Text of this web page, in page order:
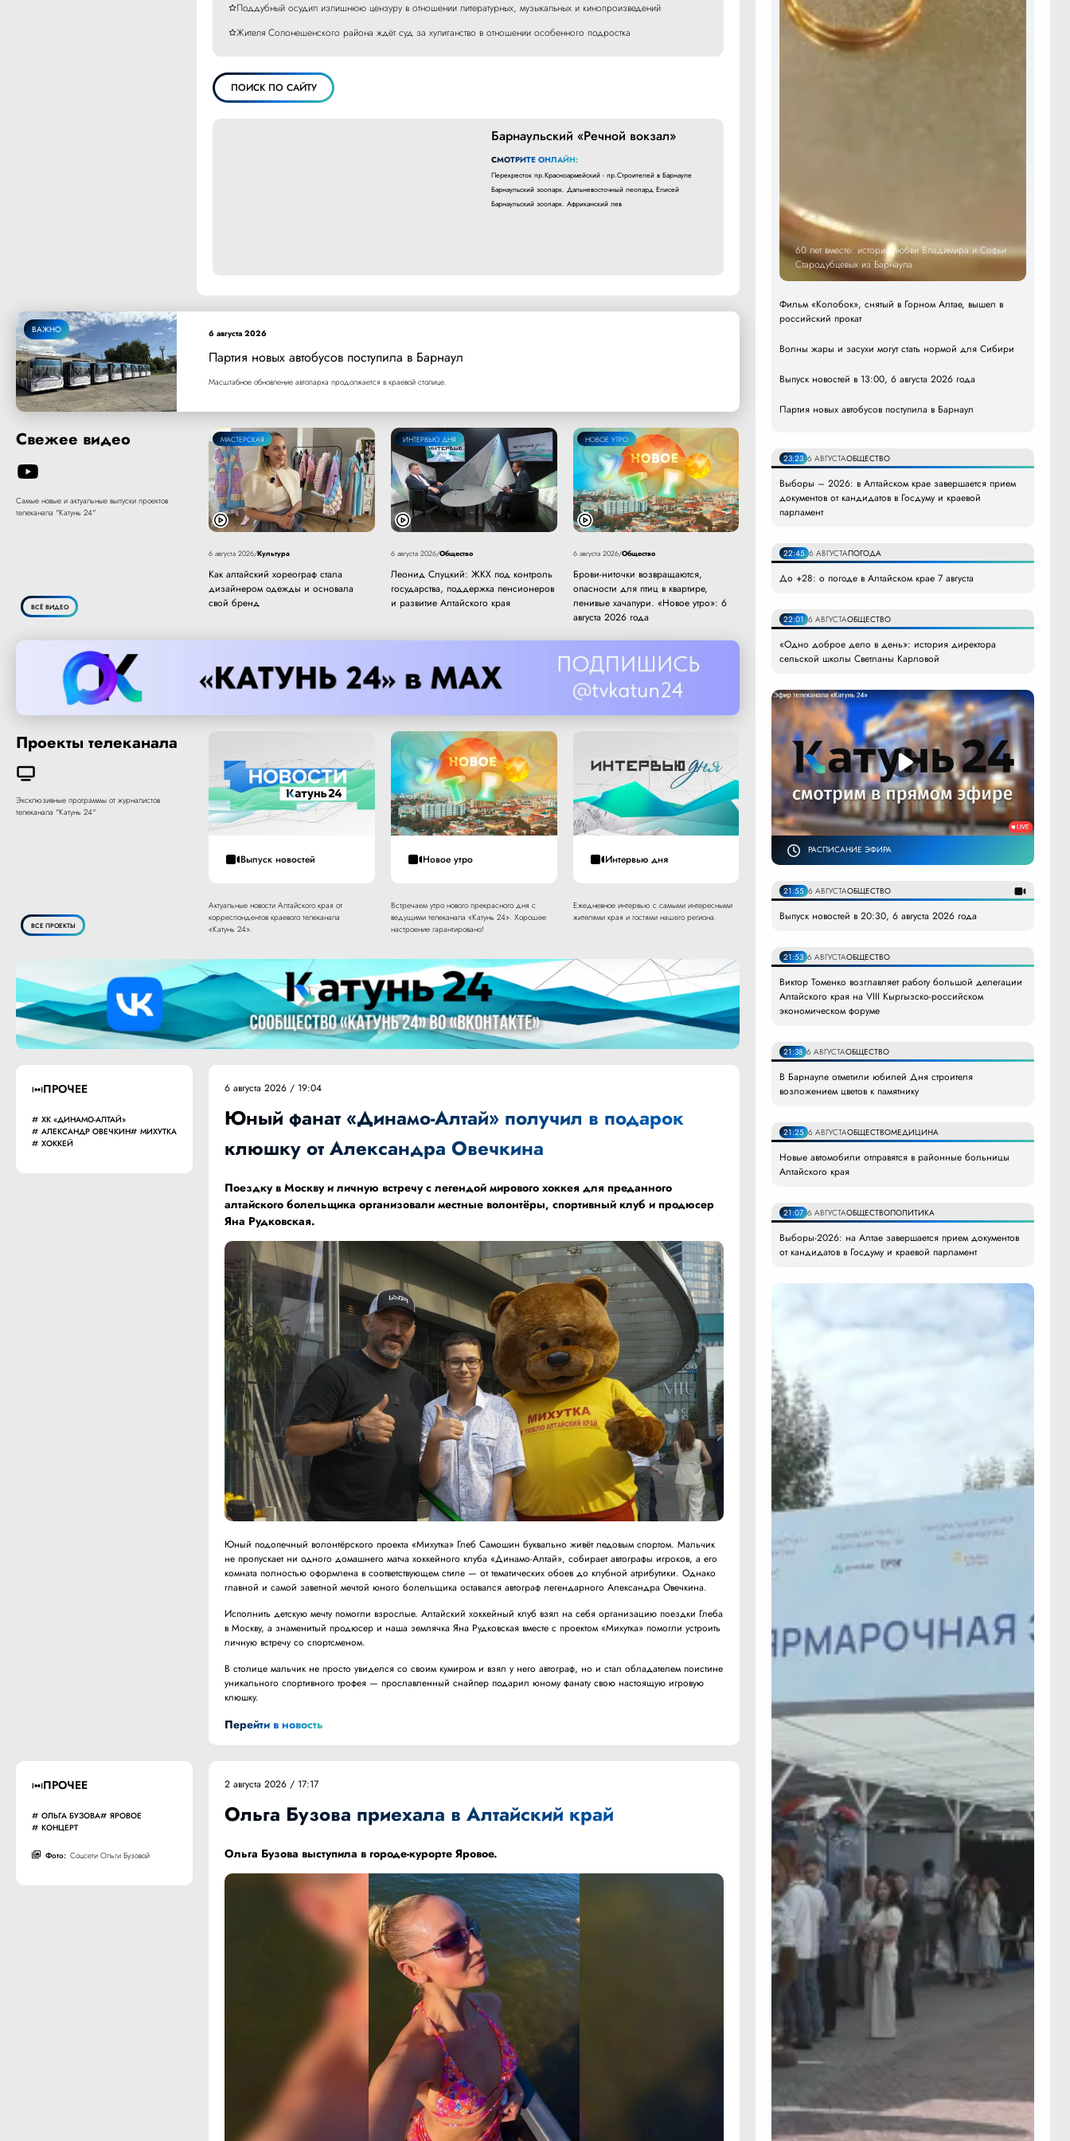
Поддубный осудил излишнюю цензуру в отношении литературных, музыкальных и кинопроизведений
Жителя Солонешенского района ждёт суд за хулиганство в отношении особенного подростка
ПОИСК ПО САЙТУ
Барнаульский «Речной вокзал»
СМОТРИТЕ ОНЛАЙН:
Перекресток пр.Красноармейский - пр.Строителей в Барнауле
Барнаульский зоопарк. Дальневосточный леопард Елисей
Барнаульский зоопарк. Африканский лев
ВАЖНО 6 августа 2026
Партия новых автобусов поступила в Барнаул
Масштабное обновление автопарка продолжается в краевой столице.
Свежее видео
Самые новые и актуальные выпуски проектов
телеканала "Катунь 24"
ВСЁ ВИДЕО
МАСТЕРСКАЯ
6 августа 2026/Культура
Как алтайский хореограф стала
дизайнером одежды и основала
свой бренд
ИНТЕРВЬЮ ДНЯ
6 августа 2026/Общество
Леонид Слуцкий: ЖКХ под контроль
государства, поддержка пенсионеров
и развитие Алтайского края
НОВОЕ УТРО
6 августа 2026/Общество
Брови-ниточки возвращаются,
опасности для птиц в квартире,
ленивые хачапури. «Новое утро»: 6
августа 2026 года
Проекты телеканала
Эксклюзивные программы от журналистов
телеканала "Катунь 24"
ВСЕ ПРОЕКТЫ
Выпуск новостей
Актуальные новости Алтайского края от
корреспондентов краевого телеканала
«Катунь 24».
Новое утро
Встречаем утро нового прекрасного дня с
ведущими телеканала «Катунь 24». Хорошее
настроение гарантировано!
Интервью дня
Ежедневное интервью с самыми интересными
жителями края и гостями нашего региона.
ПРОЧЕЕ
ХК «ДИНАМО-АЛТАЙ»
АЛЕКСАНДР ОВЕЧКИН
МИХУТКА
ХОККЕЙ
6 августа 2026 / 19:04
Юный фанат «Динамо-Алтай» получил в подарок
клюшку от Александра Овечкина
Поездку в Москву и личную встречу с легендой мирового хоккея для преданного
алтайского болельщика организовали местные волонтёры, спортивный клуб и продюсер
Яна Рудковская.
Юный подопечный волонтёрского проекта «Михутка» Глеб Самошин буквально живёт ледовым спортом. Мальчик
не пропускает ни одного домашнего матча хоккейного клуба «Динамо-Алтай», собирает автографы игроков, а его
комната полностью оформлена в соответствующем стиле — от тематических обоев до клубной атрибутики. Однако
главной и самой заветной мечтой юного болельщика оставался автограф легендарного Александра Овечкина.
Исполнить детскую мечту помогли взрослые. Алтайский хоккейный клуб взял на себя организацию поездки Глеба
в Москву, а знаменитый продюсер и наша землячка Яна Рудковская вместе с проектом «Михутка» помогли устроить
личную встречу со спортсменом.
В столице мальчик не просто увиделся со своим кумиром и взял у него автограф, но и стал обладателем поистине
уникального спортивного трофея — прославленный снайпер подарил юному фанату свою настоящую игровую
клюшку.
Перейти в новость
ПРОЧЕЕ
ОЛЬГА БУЗОВА
ЯРОВОЕ
КОНЦЕРТ
Фото: Соцсети Ольги Бузовой
2 августа 2026 / 17:17
Ольга Бузова приехала в Алтайский край
Ольга Бузова выступила в городе-курорте Яровое.
60 лет вместе: история любви Владимира и Софьи
Стародубцевых из Барнаула
Фильм «Колобок», снятый в Горном Алтае, вышел в
российский прокат
Волны жары и засухи могут стать нормой для Сибири
Выпуск новостей в 13:00, 6 августа 2026 года
Партия новых автобусов поступила в Барнаул
23:23 6 АВГУСТАОБЩЕСТВО
Выборы – 2026: в Алтайском крае завершается прием
документов от кандидатов в Госдуму и краевой
парламент
22:45 6 АВГУСТАПОГОДА
До +28: о погоде в Алтайском крае 7 августа
22:01 6 АВГУСТАОБЩЕСТВО
«Одно доброе дело в день»: история директора
сельской школы Светланы Карловой
РАСПИСАНИЕ ЭФИРА
21:55 6 АВГУСТАОБЩЕСТВО
Выпуск новостей в 20:30, 6 августа 2026 года
21:53 6 АВГУСТАОБЩЕСТВО
Виктор Томенко возглавляет работу большой делегации
Алтайского края на VIII Кыргызско-российском
экономическом форуме
21:38 6 АВГУСТАОБЩЕСТВО
В Барнауле отметили юбилей Дня строителя
возложением цветов к памятнику
21:25 6 АВГУСТАОБЩЕСТВОМЕДИЦИНА
Новые автомобили отправятся в районные больницы
Алтайского края
21:07 6 АВГУСТАОБЩЕСТВОПОЛИТИКА
Выборы-2026: на Алтае завершается прием документов
от кандидатов в Госдуму и краевой парламент